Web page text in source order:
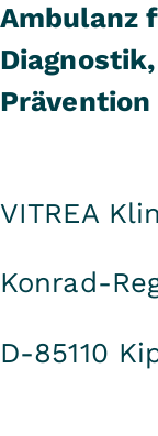
Ambulanz
Prävention
VITREA
Konrad-
D-85110